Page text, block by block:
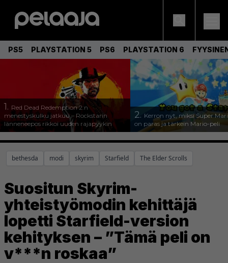
PS5 PLAYSTATION 5 PS6 PLAYSTATION 6
1. Red Dead Redemption 2:n
menestyskulku jatkuu – Rockstarin
länneneepos rikkoi uuden rajapyykin
2. Kerron nyt, miksi Super
on paras ja tärkein Mario-peli
bethesda modi skyrim Starfield The Elder Scrolls
Suositun Skyrim-
yhteistyömodin kehittäjä
lopetti Starfield-version
kehityksen – ”Tämä peli on
v***n roskaa”